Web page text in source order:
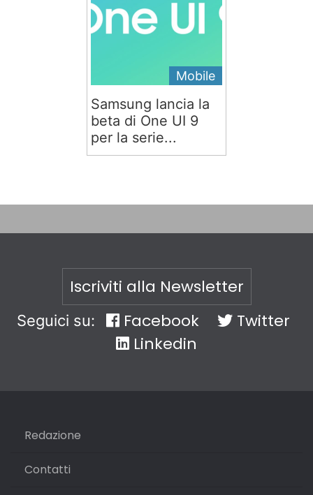
Mobile
Samsung lancia la
beta di One UI 9
per la serie...
Iscriviti alla Newsletter
Seguici su: Facebook
Twitter
Linkedin
Redazione
Contatti